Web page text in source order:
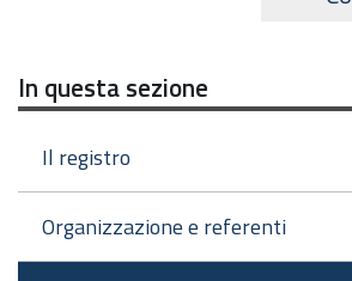
In questa sezione
Il registro
Organizzazione e referenti